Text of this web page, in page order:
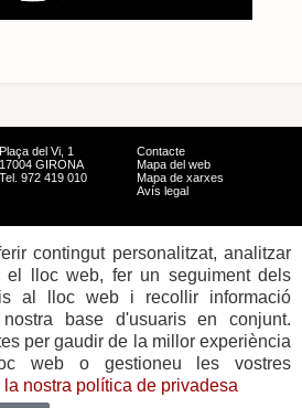
Plaça del Vi, 1
17004 GIRONA
Tel. 972 419 010
Contacte
Mapa del web
Mapa de xarxes
Avís legal
contingut personalitzat, analitzar
el lloc web, fer un seguiment dels
al lloc web i recollir informació
base d'usuaris en conjunt.
per gaudir de la millor experiència
web o gestioneu les vostres
nostra política de privadesa